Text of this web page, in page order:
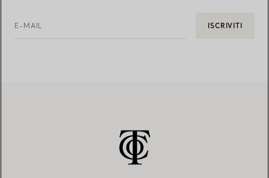
E-MAIL ISCRIVITI